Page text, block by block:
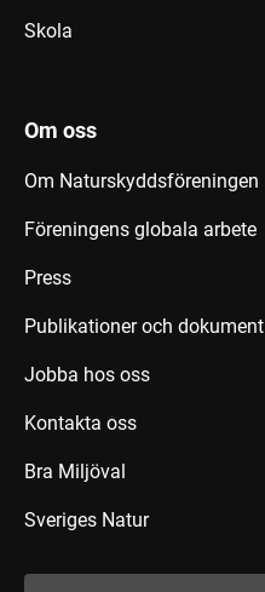
Skola
Om oss
Om Naturskyddsföreningen
Föreningens globala arbete
Press
Publikationer och dokument
Jobba hos oss
Kontakta oss
Bra Miljöval
Sveriges Natur